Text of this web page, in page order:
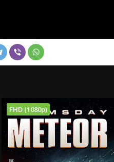
FHD (1080p)